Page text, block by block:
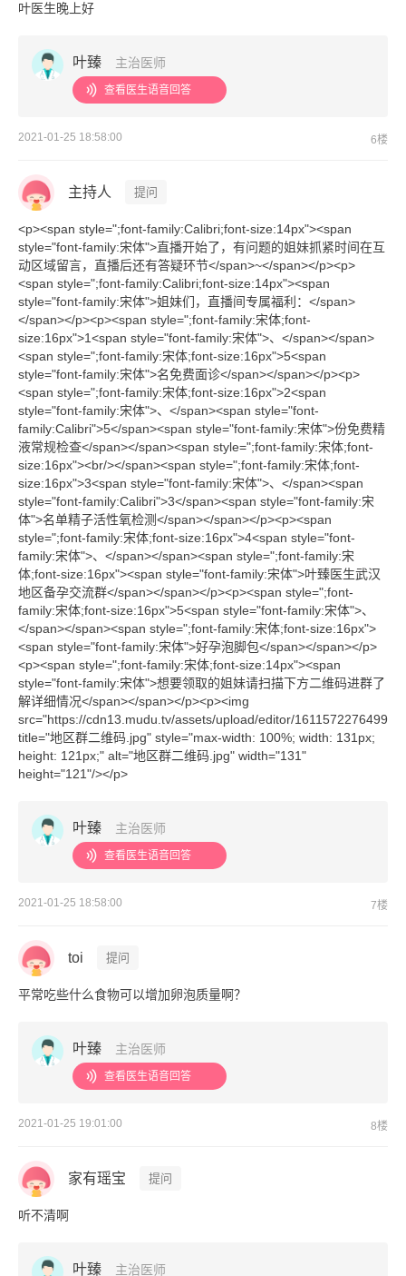
叶医生晚上好
叶臻 主治医师
查看医生语音回答
2021-01-25 18:58:00 6楼
主持人 提问
<p><span style=";font-family:Calibri;font-size:14px"><span
style="font-family:宋体">直播开始了，有问题的姐妹抓紧时间在互
动区域留言，直播后还有答疑环节</span>~</span></p><p>
<span style=";font-family:Calibri;font-size:14px"><span
style="font-family:宋体">姐妹们，直播间专属福利：</span>
</span></p><p><span style=";font-family:宋体;font-
size:16px">1<span style="font-family:宋体">、</span></span>
<span style=";font-family:宋体;font-size:16px">5<span
style="font-family:宋体">名免费面诊</span></span></p><p>
<span style=";font-family:宋体;font-size:16px">2<span
style="font-family:宋体">、</span><span style="font-
family:Calibri">5</span><span style="font-family:宋体">份免费精
液常规检查</span></span><span style=";font-family:宋体;font-
size:16px"><br/></span><span style=";font-family:宋体;font-
size:16px">3<span style="font-family:宋体">、</span><span
style="font-family:Calibri">3</span><span style="font-family:宋
体">名单精子活性氧检测</span></span></p><p><span
style=";font-family:宋体;font-size:16px">4<span style="font-
family:宋体">、</span></span><span style=";font-family:宋
体;font-size:16px"><span style="font-family:宋体">叶臻医生武汉
地区备孕交流群</span></span></p><p><span style=";font-
family:宋体;font-size:16px">5<span style="font-family:宋体">、
</span></span><span style=";font-family:宋体;font-size:16px">
<span style="font-family:宋体">好孕泡脚包</span></span></p>
<p><span style=";font-family:宋体;font-size:14px"><span
style="font-family:宋体">想要领取的姐妹请扫描下方二维码进群了
解详细情况</span></span></p><p><img
src="https://cdn13.mudu.tv/assets/upload/editor/
title="地区群二维码.jpg" style="max-width: 100%; width: 131px;
height: 121px;" alt="地区群二维码.jpg" width="131"
height="121"/></p>
叶臻 主治医师
查看医生语音回答
2021-01-25 18:58:00 7楼
toi 提问
平常吃些什么食物可以增加卵泡质量啊？
叶臻 主治医师
查看医生语音回答
2021-01-25 19:01:00 8楼
家有瑶宝 提问
听不清啊
叶臻 主治医师